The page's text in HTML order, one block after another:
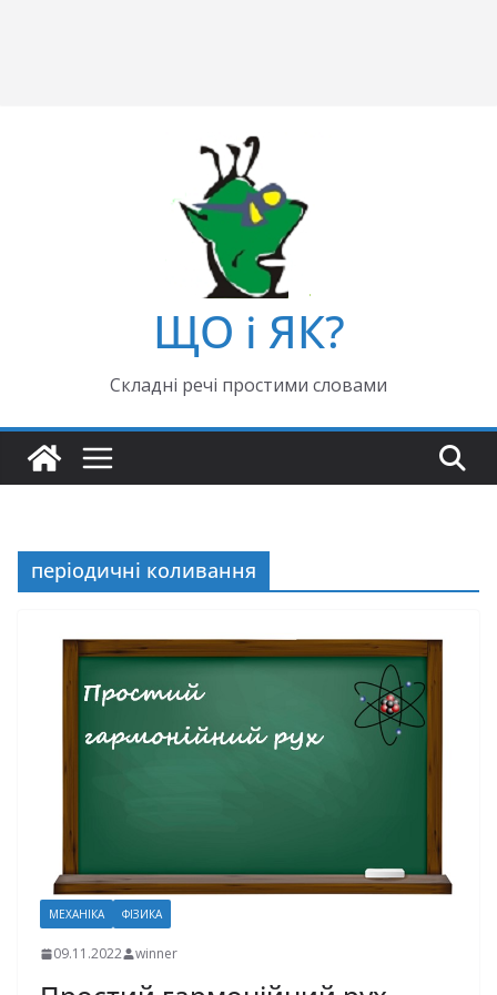
ЩО і ЯК?
Складні речі простими словами
періодичні коливання
МЕХАНІКА ФІЗИКА
09.11.2022 winner